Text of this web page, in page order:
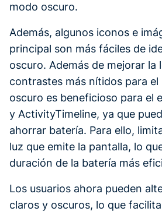
modo oscuro.
Además, algunos iconos e
principal son más fáciles de
oscuro. Además de mejorar la
contrastes más nítidos para el
oscuro es beneficioso para el
y ActivityTimeline, ya que
ahorrar batería. Para ello,
luz que emite la pantalla, lo
duración de la batería más
Los usuarios ahora pueden
claros y oscuros, lo que